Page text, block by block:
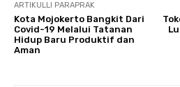
ARTIKULLI PARAPRAK
Kota Mojokerto Bangkit Dari
Covid-19 Melalui Tatanan
Hidup Baru Produktif dan
Aman